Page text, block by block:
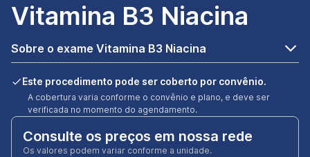
Vitamina B3 Niacina
Sobre o exame Vitamina B3 Niacina
Este procedimento pode ser coberto por convênio.
A cobertura varia conforme o convênio e plano, e deve ser
verificada no momento do agendamento.
Consulte os preços em nossa rede
Os valores podem variar conforme a unidade.